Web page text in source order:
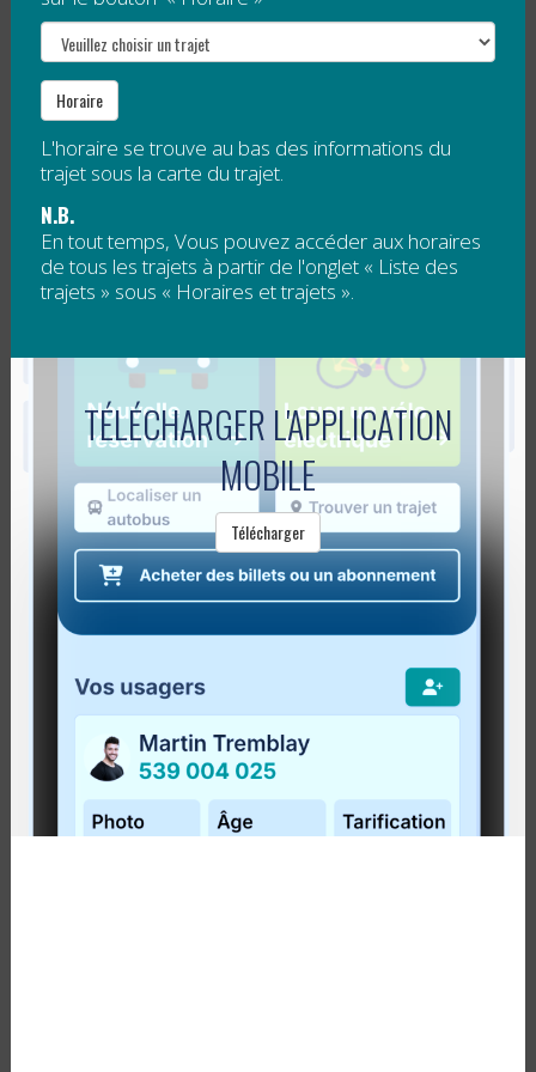
Horaire
L'horaire se trouve au bas des informations du
trajet sous la carte du trajet.
N.B.
En tout temps, Vous pouvez accéder aux horaires
de tous les trajets à partir de l'onglet « Liste des
trajets » sous « Horaires et trajets ».
TÉLÉCHARGER L'APPLICATION
MOBILE
Télécharger